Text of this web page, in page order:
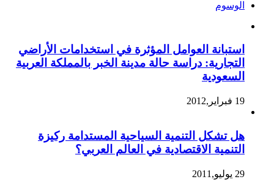
الوسوم
استبانة العوامل المؤثرة في استخدامات الأراضي
التجارية: دراسة حالة مدينة الخبر بالمملكة العربية
السعودية
19 فبراير,2012
هل تشكل التنمية السياحية المستدامة ركيزة
التنمية الاقتصادية في العالم العربي؟
29 يوليو,2011